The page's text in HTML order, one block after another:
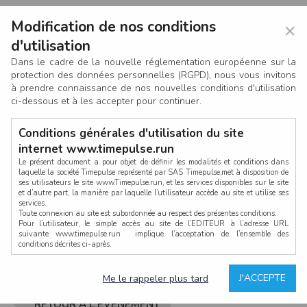
CONNEXION
RETOUR À L'ÉVÈNEMENT
×
Modification de nos conditions
d'utilisation
Dans le cadre de la nouvelle réglementation européenne sur la
protection des données personnelles (RGPD), nous vous invitons
à prendre connaissance de nos nouvelles conditions d'utilisation
ci-dessous et à les accepter pour continuer.
Conditions générales d'utilisation du site
internet www.timepulse.run
Le présent document a pour objet de définir les modalités et conditions dans
laquelle la société Timepulse représenté par SAS Timepulse,met à disposition de
ses utilisateurs le site www.Timepulse.run, et les services disponibles sur le site
et d’autre part, la manière par laquelle l’utilisateur accède au site et utilise ses
services.
Toute connexion au site est subordonnée au respect des présentes conditions.
Pour l’utilisateur, le simple accès au site de l’EDITEUR à l’adresse URL
suivante www.timepulse.run implique l’acceptation de l’ensemble des
conditions décrites ci-après.
La structure générale du site www.timepulse.run, par quelque procédé que ce
soit, sans l'autorisation préalable et par écrit de Fourcherot Mickael et/ou de ses
J'ACCEPTE
Me le rappeler plus tard